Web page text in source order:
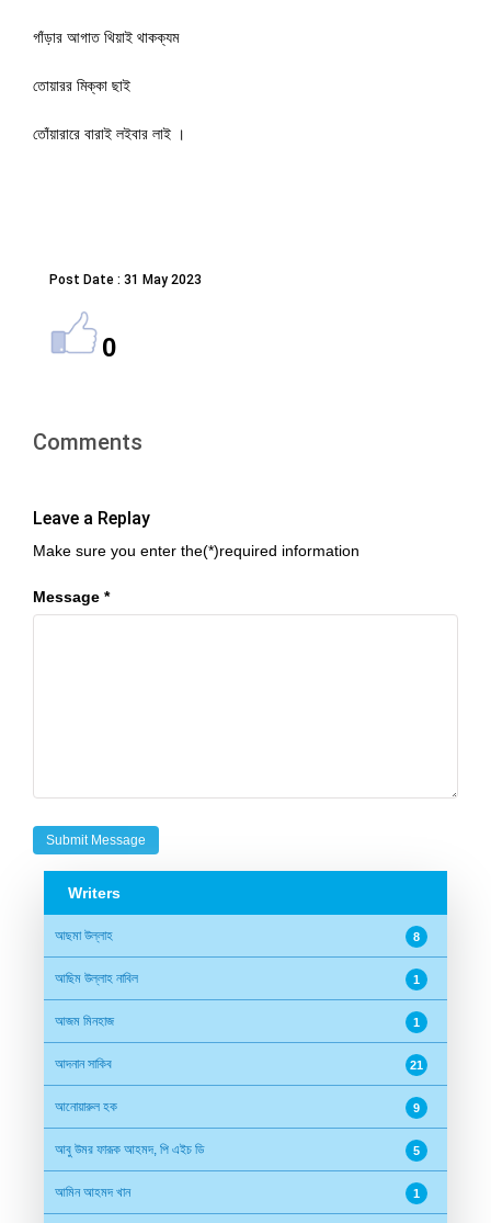
গাঁড়ার আগাত থিয়াই থাকক্যম
তোয়ারর মিক্কা ছাই
তোঁয়ারারে বারাই লইবার লাই ।
Post Date : 31 May 2023
0
Comments
Leave a Replay
Make sure you enter the(*)required information
Message *
Writers
আছমা উল্লাহ 8
আছিম উল্লাহ নাবিল 1
আজম মিনহাজ 1
আদনান সাকিব 21
আনোয়ারুল হক 9
আবু উমর ফারূক আহমদ, পি এইচ ডি 5
আমিন আহমদ খান 1